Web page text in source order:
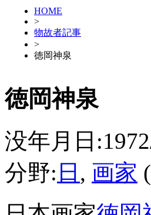
HOME
>
物故者記事
>
徳岡神泉
徳岡神泉
没年月日
分野: 日 , 画家